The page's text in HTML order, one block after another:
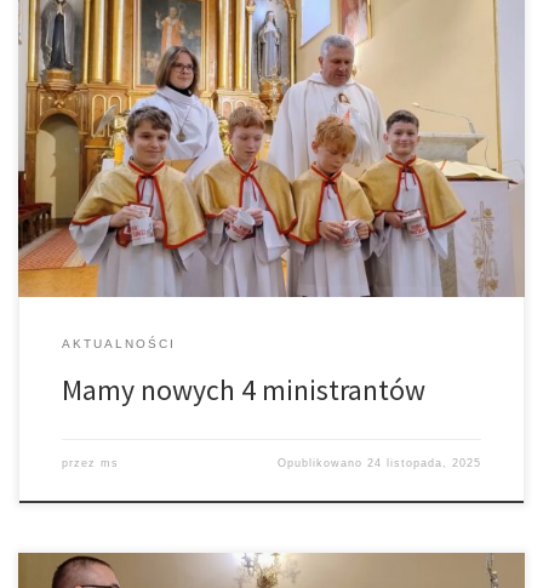
23 listopada przeżywaliśmy Uroczystość Jezusa Chrystusa Króla
Wszechświata, która kończy w Kościele rok liturgiczny. Na Mszy św.
o godz. 11.00 miało miejsce włączenie 4 aspirantów do grona
ministrantów. Cieszymy się i gratulujemy chłopcom i ich rodzicom.
AKTUALNOŚCI
Mamy nowych 4 ministrantów
przez ms Opublikowano24 listopada, 2025